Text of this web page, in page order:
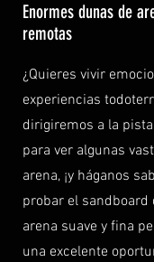
Enormes dunas de
remotas
¿Quieres vivir
experiencias
dirigiremos a la
para ver algunas
arena, ¡y háganos
probar el sandboard
arena suave y fina
una excelente